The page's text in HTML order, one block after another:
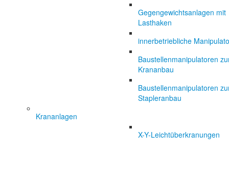
Gegengewichtsanlagen mit
Lasthaken
innerbetriebliche
Baustellenmanipulatoren
Krananbau
Baustellenmanipulatoren
Stapleranbau
Krananlagen
X-Y-Leichtüberkranungen